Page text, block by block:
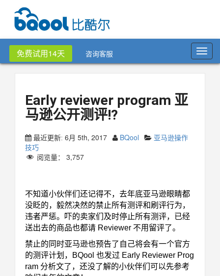
免费试用14天 咨询客服
Early reviewer program 亚
马逊公开测评!?
最近更新: 6月 5th, 2017 BQool
亚马逊操作
技巧
阅览量： 3,757
不知道小伙伴们还记得不，去年底亚马逊眼睛都
没眨的，毅然决然的禁止所有测评和刷评行为，
违者严惩。吓的卖家们及时停止所有测评，已经
送出去的商品也都请 Reviewer 不用留评了。
禁止的同时亚马逊也预告了自己将会有一个官方
的测评计划，BQool 也发过 Early Reviewer Prog
ram 分析文了，还没了解的小伙伴们可以先参考